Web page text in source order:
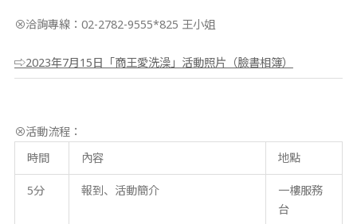
⊗洽詢專線：02-2782-9555*825 王小姐
⇨2023年7月15日「商王愛洗澡」活動照片（臉書相簿）
⊗活動流程：
時間
內容 地點
5分 報到、活動簡介
一樓服務
台